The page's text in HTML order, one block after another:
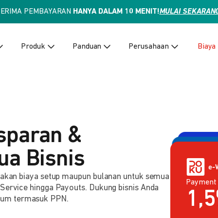
PEMBAYARAN HANYA DALAM 10 MENIT!MULAI
Produk Panduan Perusahaan Biaya
&
Bisnis
biaya setup maupun bulanan untuk semua
hingga Payouts. Dukung bisnis Anda
termasuk PPN.
Payment
Payment